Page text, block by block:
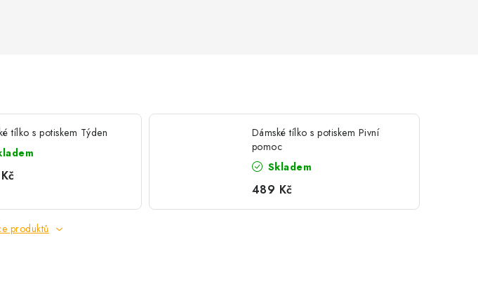
tílko s potiskem Týden
Dámské tílko s potiskem Pivní
pomoc
Skladem
489 Kč
produktů